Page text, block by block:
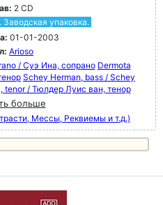
2 CD
Заводская упаковка.
01-01-2003
Arioso
/ Суэ Ина, сопрано Dermota
Schey Herman, bass / Schey
tenor / Тюлдер Луис ван, тенор
больше
Мессы, Реквиемы и т.д.)